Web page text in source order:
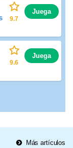
9.7
Juega
9.6
Juega
Más artículos